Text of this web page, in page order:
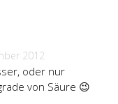
2012
oder nur
von Säure 😉